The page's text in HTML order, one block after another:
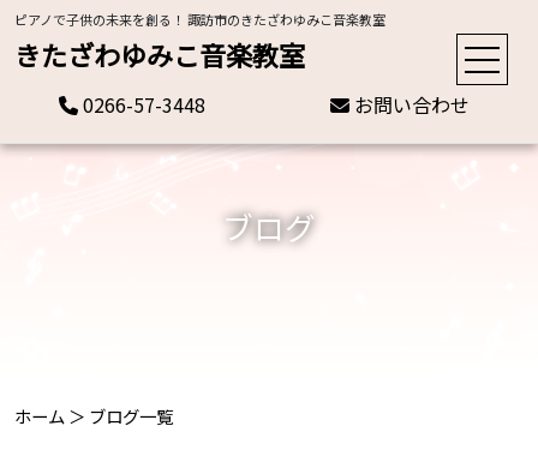
ピアノで子供の未来を創る！ 諏訪市のきたざわゆみこ音楽教室
きたざわゆみこ音楽教室
0266-57-3448 お問い合わせ
ブログ
ホーム ＞ ブログ一覧